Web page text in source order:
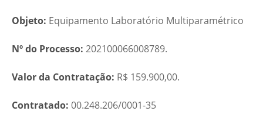
Objeto: Equipamento Laboratório Multiparamétrico
Nº do Processo: 202100066008789.
Valor da Contratação: R$ 159.900,00.
Contratado: 00.248.206/0001-35